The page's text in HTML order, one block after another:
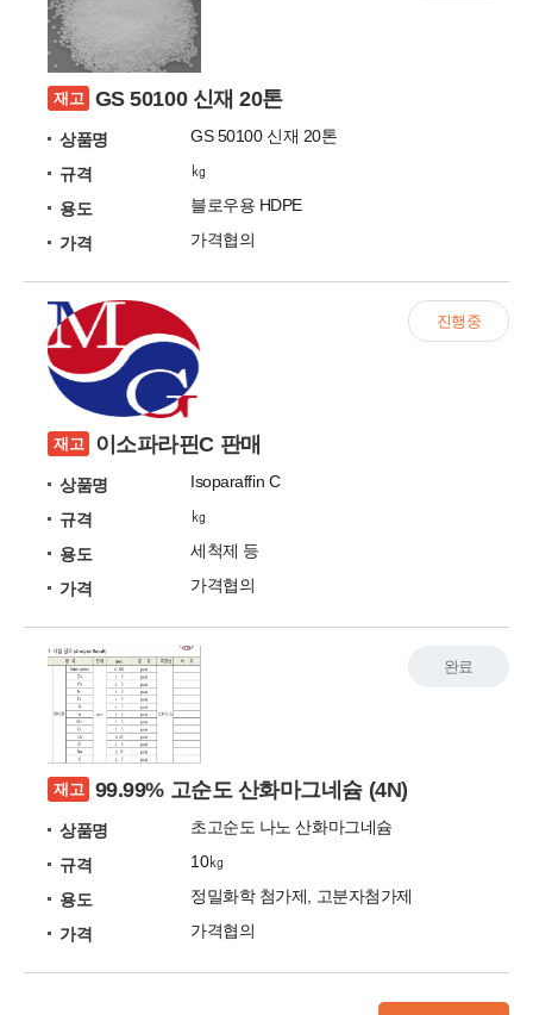
재고 GS 50100 신재 20톤
상품명
GS 50100 신재 20톤
규격
㎏
용도
블로우용 HDPE
가격
가격협의
재고 이소파라핀C 판매
상품명
Isoparaffin C
규격
㎏
용도
세척제 등
가격
가격협의
진행중
재고 99.99% 고순도 산화마그네슘 (4N)
상품명
초고순도 나노 산화마그네슘
규격
10㎏
용도
정밀화학 첨가제, 고분자첨가제
가격
가격협의
완료